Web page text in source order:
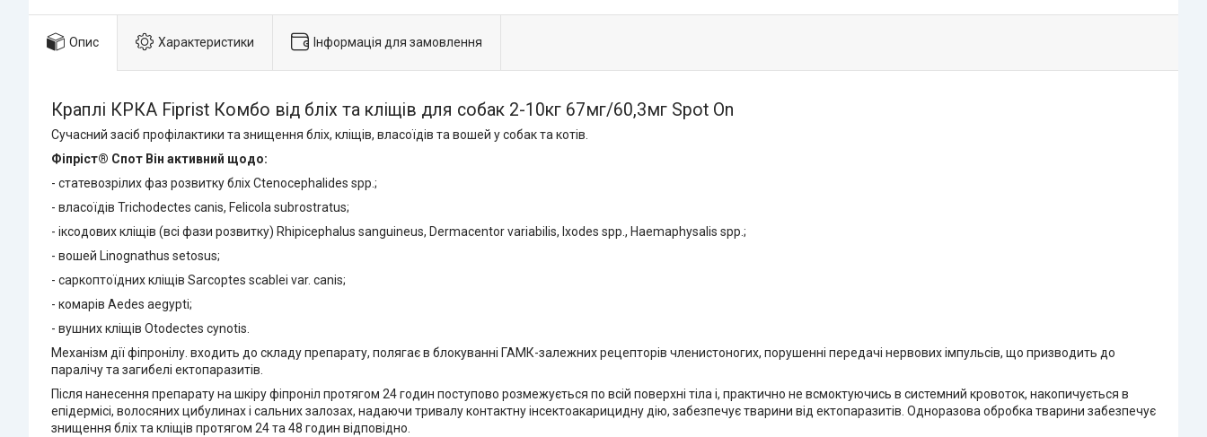
Опис Характеристики Інформація для замовлення
Краплі КРКА Fiprist Комбо від бліх та кліщів для собак 2-10кг 67мг/60,3мг Spot On
Сучасний засіб профілактики та знищення бліх, кліщів, власоїдів та вошей у собак та котів.
Фіпріст® Спот Він активний щодо:
- статевозрілих фаз розвитку бліх Ctenocephalides spp.;
- власоїдів Trichodectes canis, Felicola subrostratus;
- іксодових кліщів (всі фази розвитку) Rhipicephalus sanguineus, Dermacentor variabilis, Ixodes spp., Haemaphysalis spp.;
- вошей Linognathus setosus;
- саркоптоїдних кліщів Sarcoptes scablei var. canis;
- комарів Aedes aegypti;
- вушних кліщів Otodectes cynotis.
Механізм дії фіпронілу. входить до складу препарату, полягає в блокуванні ГАМК-залежних рецепторів членистоногих, порушенні передачі нервових імпульсів, що призводить до
паралічу та загибелі ектопаразитів.
Після нанесення препарату на шкіру фіпроніл протягом 24 годин поступово розмежується по всій поверхні тіла і, практично не всмоктуючись в системний кровоток, накопичується в
епідермісі, волосяних цибулинах і сальних залозах, надаючи тривалу контактну інсектоакарицидну дію, забезпечує тварини від ектопаразитів. Одноразова обробка тварини забезпечує
знищення бліх та кліщів протягом 24 та 48 годин відповідно.